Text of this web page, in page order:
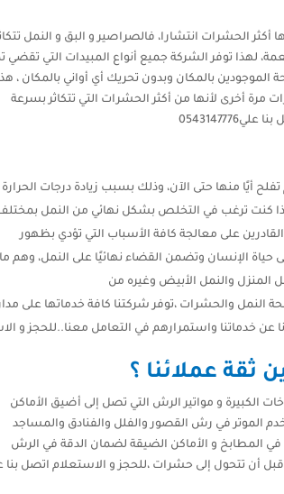
الحشرات انتشارا، فالصراصير و البق و النمل
لهذا توفر الشركة جميع أنواع المبيدات التي تقضي
بالمكان وبدون تحريك أي أواني بالمكان ،
أخرى لأنها من أكثر الحشرات التي تتكاثر بسرعة
أيًا منها حتى الآن، وذلك بسبب زيادة درجات الحرارة
كنت ترغب في التخلص بشكل نهائي من النمل
على معالجة كافة الأسباب التي تؤدي بظهور
حياة الإنسان وتضمن القضاء نهائيًا على النمل، وهم ما
المنزل والنمل الأبيض وغيره من
النمل والحشرات ،توفر شركتنا كافة خدماتها على
ثقة عملائنا ؟
و مواتير الرش التي تصل إلى أضيق الأماكن
الموتر في رش القصور والفلل والفنادق والمساجد
المطابخ و الأماكن الضيقة لضمان الدقة في الرش
إلى حشرات ،للحجز و الاستعلام اتصل بنا